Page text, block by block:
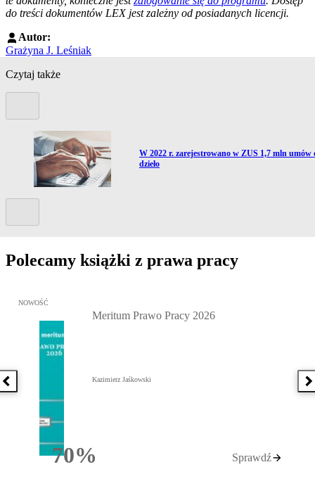
do treści dokumentów LEX jest zależny od posiadanych licencji.
Autor:
Grażyna J. Leśniak
Czytaj także
Przejdź do artykułu:
W 2022 r. zarejestrowano w ZUS 1,7 mln umów
dzieło
Polecamy książki z prawa pracy
Poprzednia książka
Przejdź do: Meritum Prawo Pracy 2026, Kazimierz Jaśkowski -
NOWOŚĆ
70%Rabatu
Meritum Prawo Pracy 2026
Kazimierz Jaśkowski
Sprawdź